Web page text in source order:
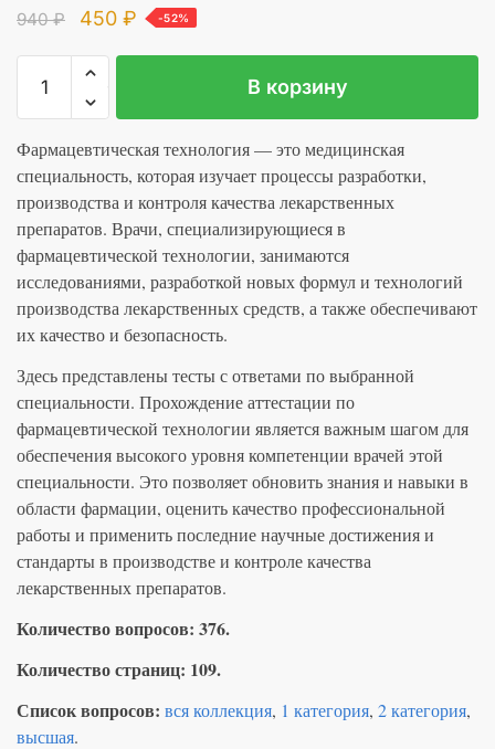
940₽
Первоначальная
составляла
940 ₽.
450 ₽ Текущая
-52%
Количество
товара
Фармацевтическая
технология
(аттестация
-
тесты
с
ответами)
В корзину
Фармацевтическая технология — это медицинская
специальность, которая изучает процессы разработки,
производства и контроля качества лекарственных
препаратов. Врачи, специализирующиеся в
фармацевтической технологии, занимаются
исследованиями, разработкой новых формул и технологий
производства лекарственных средств, а также обеспечивают
их качество и безопасность.
Здесь представлены тесты с ответами по выбранной
специальности. Прохождение аттестации по
фармацевтической технологии является важным шагом для
обеспечения высокого уровня компетенции врачей этой
специальности. Это позволяет обновить знания и навыки в
области фармации, оценить качество профессиональной
работы и применить последние научные достижения и
стандарты в производстве и контроле качества
лекарственных препаратов.
Количество вопросов: 376.
Количество страниц: 109.
Список вопросов: вся коллекция, 1 категория, 2 категория,
высшая.